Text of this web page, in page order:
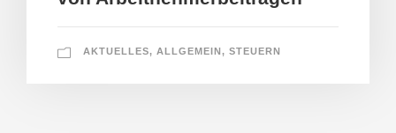
AKTUELLES, ALLGEMEIN, STEUERN